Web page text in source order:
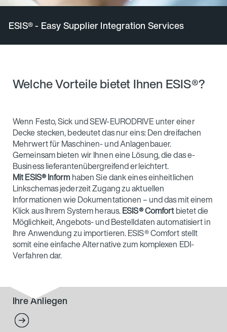
ESIS® - Easy Supplier Integration Services
Welche Vorteile bietet Ihnen ESIS®?
Wenn Festo, Sick und SEW-EURODRIVE unter einer
Decke stecken, bedeutet das nur eins: Den dreifachen
Mehrwert für Maschinen- und Anlagenbauer.
Gemeinsam bieten wir Ihnen eine Lösung, die das e-
Business lieferantenübergreifend erleichtert.
Mit ESIS® Informhaben Sie dank eines einheitlichen
Linkschemas jederzeit Zugang zu aktuellen
Informationen wie Dokumentationen – und das mit einem
Klick aus Ihrem System heraus.ESIS® Comfortbietet die
Möglichkeit, Angebots- und Bestelldaten automatisiert in
Ihre Anwendung zu importieren. ESIS® Comfort stellt
somit eine einfache Alternative zum komplexen EDI-
Verfahren dar.
Ihre Anliegen